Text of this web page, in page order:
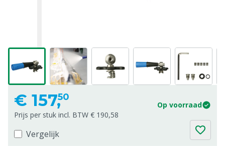
€ 157,50
Op voorraad
Prijs per stuk incl. BTW € 190,58
Vergelijk